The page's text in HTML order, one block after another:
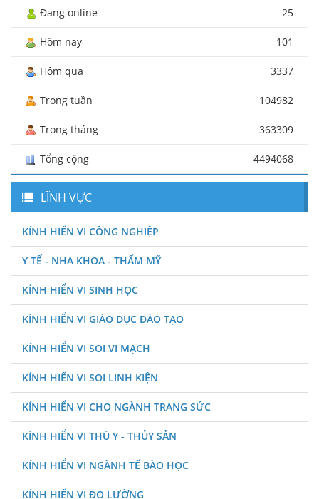
Đang online 25
Hôm nay 101
Hôm qua 3337
Trong tuần 104982
Trong tháng 363309
Tổng cộng 4494068
LĨNH VỰC
KÍNH HIỂN VI CÔNG NGHIỆP
Y TẾ - NHA KHOA - THẨM MỸ
KÍNH HIỂN VI SINH HỌC
KÍNH HIỂN VI GIÁO DỤC ĐÀO TẠO
KÍNH HIỂN VI SOI VI MẠCH
KÍNH HIỂN VI SOI LINH KIỆN
KÍNH HIỂN VI CHO NGÀNH TRANG SỨC
KÍNH HIỂN VI THÚ Y - THỦY SẢN
KÍNH HIỂN VI NGÀNH TẾ BÀO HỌC
KÍNH HIỂN VI ĐO LƯỜNG